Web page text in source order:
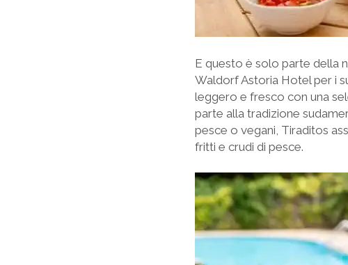
E questo è solo parte della
Waldorf Astoria Hotel per i
leggero e fresco con una
parte alla tradizione
pesce o vegani, Tiraditos
fritti e crudi di pesce.